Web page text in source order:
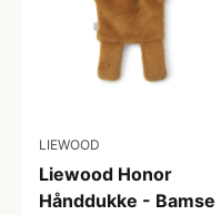
LIEWOOD
Liewood Honor
Hånddukke - Bamse